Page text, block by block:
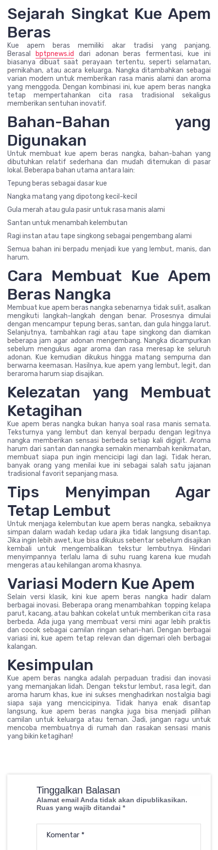
Sejarah Singkat Kue Apem
Beras
Kue apem beras memiliki akar tradisi yang panjang.
Berasal
bptpnews.id
dari adonan beras fermentasi, kue ini
biasanya dibuat saat perayaan tertentu, seperti selamatan,
pernikahan, atau acara keluarga. Nangka ditambahkan sebagai
varian modern untuk memberikan rasa manis alami dan aroma
yang menggoda. Dengan kombinasi ini, kue apem beras nangka
tetap mempertahankan cita rasa tradisional sekaligus
memberikan sentuhan inovatif.
Bahan-Bahan yang
Digunakan
Untuk membuat kue apem beras nangka, bahan-bahan yang
dibutuhkan relatif sederhana dan mudah ditemukan di pasar
lokal. Beberapa bahan utama antara lain:
Tepung beras sebagai dasar kue
Nangka matang yang dipotong kecil-kecil
Gula merah atau gula pasir untuk rasa manis alami
Santan untuk menambah kelembutan
Ragi instan atau tape singkong sebagai pengembang alami
Semua bahan ini berpadu menjadi kue yang lembut, manis, dan
harum.
Cara Membuat Kue Apem
Beras Nangka
Membuat kue apem beras nangka sebenarnya tidak sulit, asalkan
mengikuti langkah-langkah dengan benar. Prosesnya dimulai
dengan mencampur tepung beras, santan, dan gula hingga larut.
Selanjutnya, tambahkan ragi atau tape singkong dan diamkan
beberapa jam agar adonan mengembang. Nangka dicampurkan
sebelum mengukus agar aroma dan rasa meresap ke seluruh
adonan. Kue kemudian dikukus hingga matang sempurna dan
berwarna keemasan. Hasilnya, kue apem yang lembut, legit, dan
beraroma harum siap disajikan.
Kelezatan yang Membuat
Ketagihan
Kue apem beras nangka bukan hanya soal rasa manis semata.
Teksturnya yang lembut dan kenyal berpadu dengan legitnya
nangka memberikan sensasi berbeda setiap kali digigit. Aroma
harum dari santan dan nangka semakin menambah kenikmatan,
membuat siapa pun ingin mencicipi lagi dan lagi. Tidak heran,
banyak orang yang menilai kue ini sebagai salah satu jajanan
tradisional favorit sepanjang masa.
Tips Menyimpan Agar
Tetap Lembut
Untuk menjaga kelembutan kue apem beras nangka, sebaiknya
simpan dalam wadah kedap udara jika tidak langsung disantap.
Jika ingin lebih awet, kue bisa dikukus sebentar sebelum disajikan
kembali untuk mengembalikan tekstur lembutnya. Hindari
menyimpannya terlalu lama di suhu ruang karena kue mudah
mengeras atau kehilangan aroma khasnya.
Variasi Modern Kue Apem
Selain versi klasik, kini kue apem beras nangka hadir dalam
berbagai inovasi. Beberapa orang menambahkan topping kelapa
parut, kacang, atau bahkan cokelat untuk memberikan cita rasa
berbeda. Ada juga yang membuat versi mini agar lebih praktis
dan cocok sebagai camilan ringan sehari-hari. Dengan berbagai
variasi ini, kue apem tetap relevan dan digemari oleh berbagai
kalangan.
Kesimpulan
Kue apem beras nangka adalah perpaduan tradisi dan inovasi
yang memanjakan lidah. Dengan tekstur lembut, rasa legit, dan
aroma harum khas, kue ini sukses menghadirkan nostalgia bagi
siapa saja yang mencicipinya. Tidak hanya enak disantap
langsung, kue apem beras nangka juga bisa menjadi pilihan
camilan untuk keluarga atau teman. Jadi, jangan ragu untuk
mencoba membuatnya di rumah dan rasakan sensasi manis
yang bikin ketagihan!
Tinggalkan Balasan
Alamat email Anda tidak akan dipublikasikan.
Ruas yang wajib ditandai *
Komentar *